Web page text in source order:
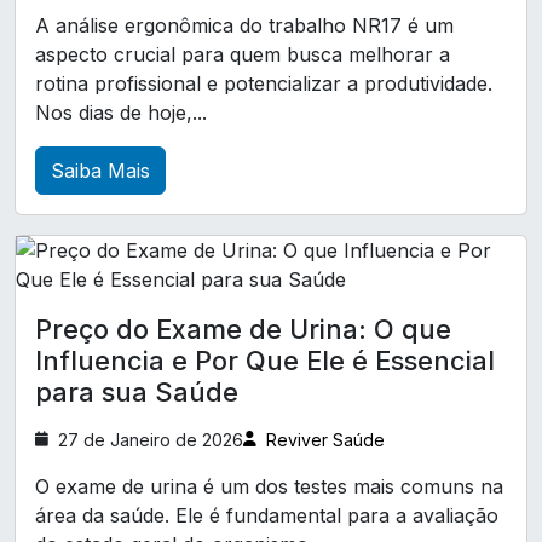
do Trabalho para Saúde e Bem-Estar no
Ambiente Corporativo
A Relevância do Atestado de Saúde Ocupacional
para Garantir a Segurança no Trabalho
A Relevância do Exame ASO para a Saúde
Ocupacional e Bem-Estar no Trabalho
A Relevância do Exame ASO para a Saúde
Ocupacional e o Desenvolvimento Profissional
A Relevância do Exame de Medicina do Trabalho
para a Saúde dos Colaboradores
A Relevância do Exame de Retorno ao Trabalho
para uma Reintegração Segura e Eficaz
A Relevância do Exame Médico Ocupacional
para a Promoção da Saúde no Trabalho
Laudo técnico de insalubridade
Pcmso exames complementares
Perfil profissiográfico previdenciário ppp
Treinamento CIPA
Treinamento de primeiros socorros para empresa
Treinamento trabalho em altura NR 35
análise ergonómica preliminar nr17
análise ergonômica do trabalho nr17
análise preliminar de perigos
atestado de saúde ocupacional em paraná
clinica de exames ocupacionais
A análise ergonômica do trabalho NR17 é um
aspecto crucial para quem busca melhorar a
rotina profissional e potencializar a produtividade.
Nos dias de hoje,...
Saiba Mais
Preço do Exame de Urina: O que
Influencia e Por Que Ele é Essencial
para sua Saúde
27 de Janeiro de 2026 Reviver Saúde
O exame de urina é um dos testes mais comuns na
área da saúde. Ele é fundamental para a avaliação